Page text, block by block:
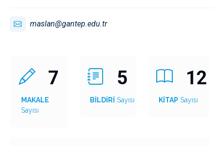
maslan@gantep.edu.tr
7
MAKALE
Sayısı
5
BİLDİRİ Sayısı
12
KİTAP Sayısı